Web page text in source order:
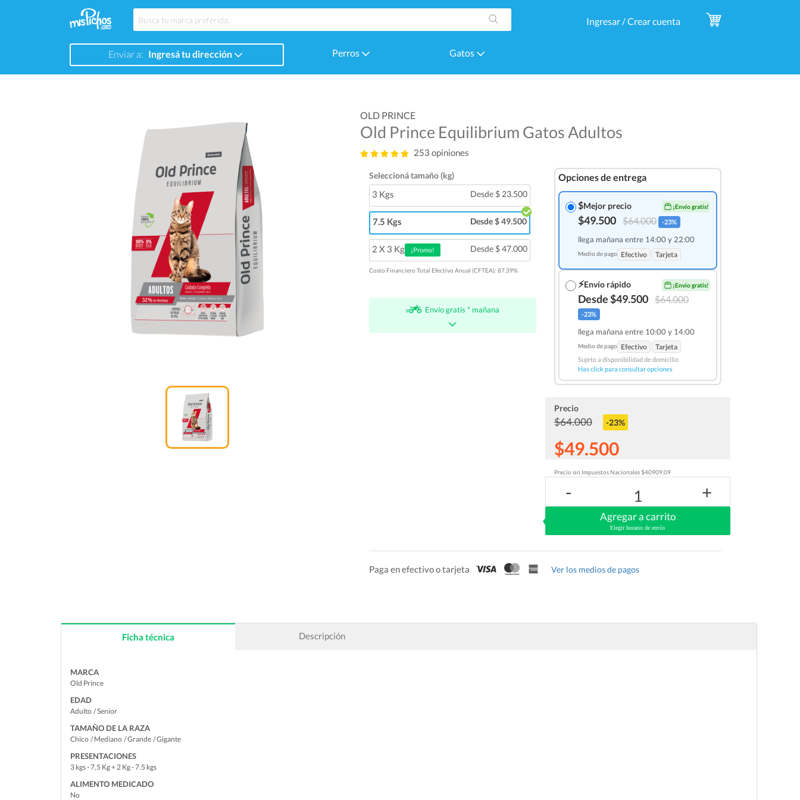
Ingresar / Crear cuenta
Enviar a: Ingresá tu dirección Perros Gatos
OLD PRINCE
Old Prince Equilibrium Gatos Adultos
253 opiniones
Seleccioná tamaño (kg)
3 Kgs Desde $ 23.500
7.5 Kgs Desde $ 49.500
2 X 3 Kg ¡Promo! Desde $ 47.000
Costo Financiero Total Efectivo Anual (CFTEA): 87.39%
Envío gratis * mañana
Opciones de entrega
$Mejor precio ¡Envío gratis!
$49.500 $64.000 -23%
llega mañana entre 14:00 y 22:00
Medio de pago Efectivo Tarjeta
⚡Envío rápido ¡Envío gratis!
Desde $49.500 $64.000
-23%
llega mañana entre 10:00 y 14:00
Medio de pago Efectivo Tarjeta
Sujeto a disponibilidad de domicilio
Has click para consultar opciones
Precio
$64.000 -23%
$49.500
Precio sin Impuestos Nacionales $40909.09
- 1 +
Agregar a carrito
Elegir horario de envío
Paga en efectivo o tarjeta Ver los medios de pagos
Ficha técnica Descripción
MARCA
Old Prince
EDAD
Adulto / Senior
TAMAÑO DE LA RAZA
Chico / Mediano / Grande / Gigante
PRESENTACIONES
3 kgs - 7,5 Kg + 2 Kg - 7.5 kgs
ALIMENTO MEDICADO
No